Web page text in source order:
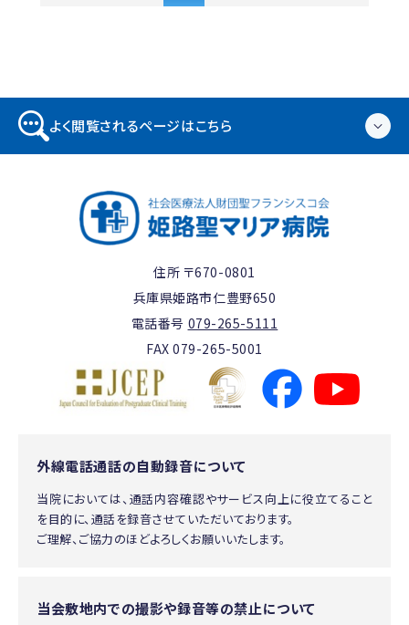
よく閲覧されるページはこちら
住所 〒670-0801
兵庫県姫路市仁豊野650
電話番号 079-265-5111
FAX 079-265-5001
外線電話通話の自動録音について
当院においては、通話内容確認やサービス向上に役立てること
を目的に、通話を録音させていただいております。
ご理解、ご協力のほどよろしくお願いいたします。
当会敷地内での撮影や録音等の禁止について